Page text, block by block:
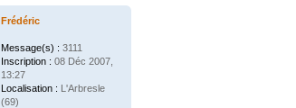
Frédéric
Message(s) : 3111
Inscription : 08 Déc 2007,
13:27
Localisation : L'Arbresle
(69)